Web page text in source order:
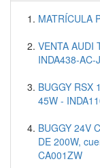
MATRÍCULA
VENTA AUDI
INDA438-AC-
BUGGY RSX
45W -
BUGGY 24V
DE 200W,
CA001ZW